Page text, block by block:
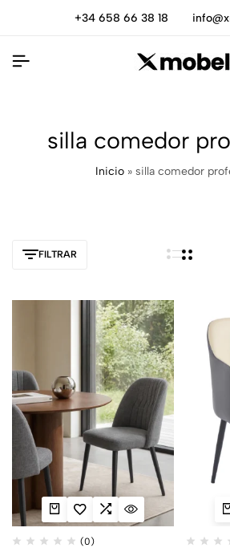
+34 658 66 38 18
silla comedor
Inicio» silla comedor
FILTRAR
(0)